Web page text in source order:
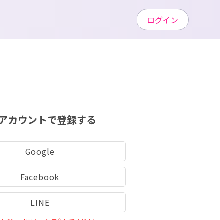
カウントで登録する
Google
Facebook
LINE
ログイン